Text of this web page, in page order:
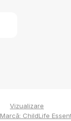
Vizualizare
Marcă: ChildLife